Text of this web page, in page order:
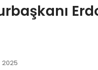
2025